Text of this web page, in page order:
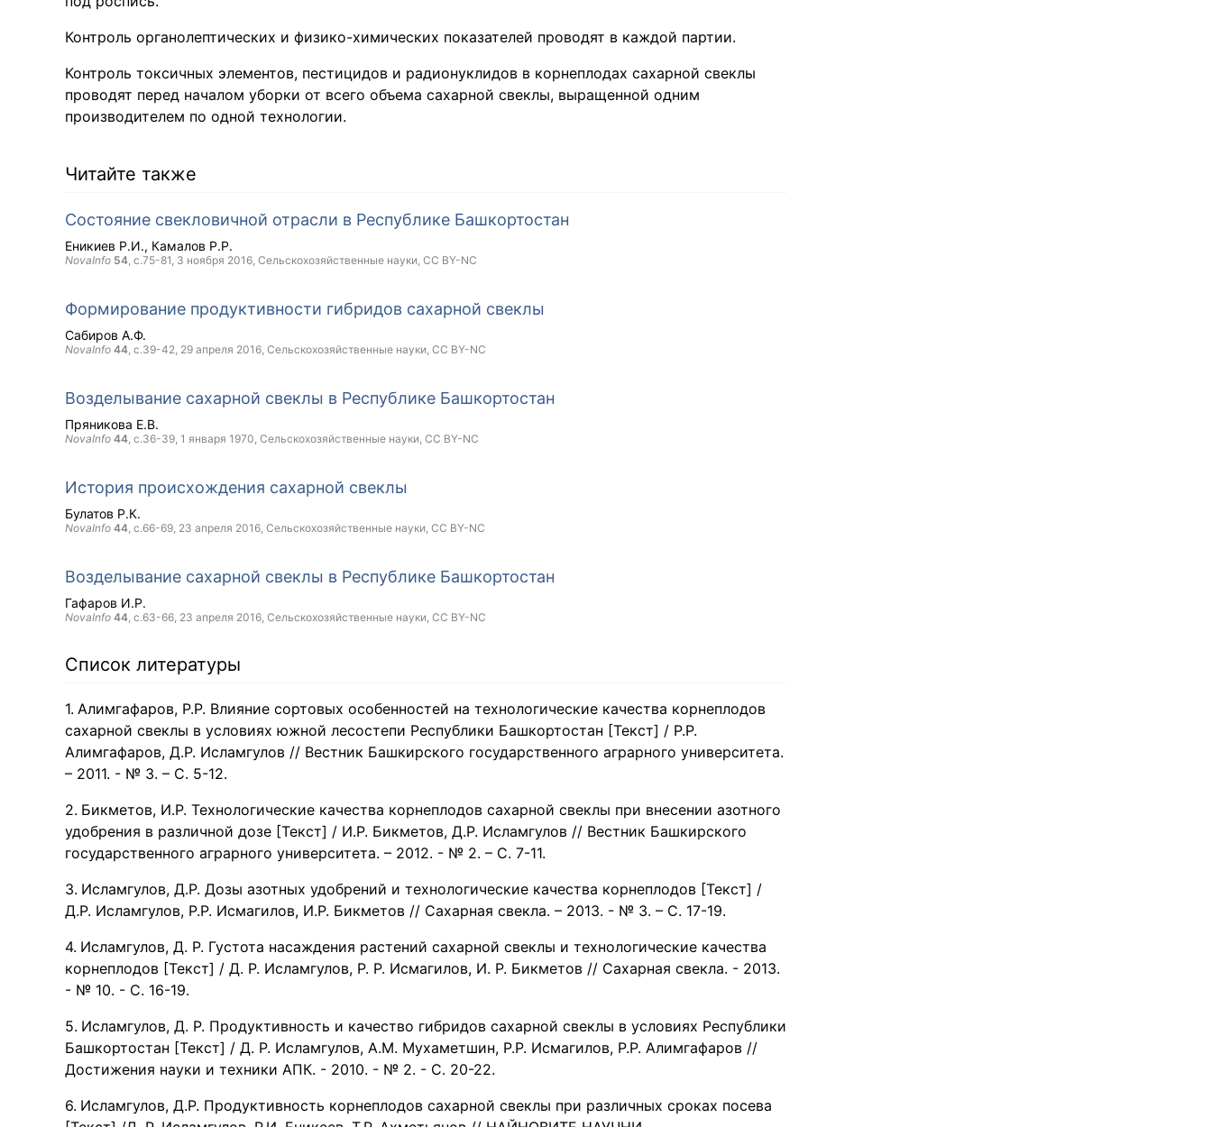
Контроль органолептических и физико-химических показателей проводят в каждой партии.
Контроль токсичных элементов, пестицидов и радионуклидов в корнеплодах сахарной свеклы
проводят перед началом уборки от всего объема сахарной свеклы, выращенной одним
производителем по одной технологии.
Читайте также
Состояние свекловичной отрасли в Республике Башкортостан
Еникиев Р.И. Камалов Р.Р.
NovaInfo 54, с.75-81, 3 ноября 2016, Сельскохозяйственные науки, CC BY-NC
Формирование продуктивности гибридов сахарной свеклы
Сабиров А.Ф.
NovaInfo 44, с.39-42, 29 апреля 2016, Сельскохозяйственные науки, CC BY-NC
Возделывание сахарной свеклы в Республике Башкортостан
Пряникова Е.В.
NovaInfo 44, с.36-39, 1 января 1970, Сельскохозяйственные науки, CC BY-NC
История происхождения сахарной свеклы
Булатов Р.К.
NovaInfo 44, с.66-69, 23 апреля 2016, Сельскохозяйственные науки, CC BY-NC
Возделывание сахарной свеклы в Республике Башкортостан
Гафаров И.Р.
NovaInfo 44, с.63-66, 23 апреля 2016, Сельскохозяйственные науки, CC BY-NC
Список литературы
Алимгафаров, Р.Р. Влияние сортовых особенностей на технологические качества корнеплодов
сахарной свеклы в условиях южной лесостепи Республики Башкортостан [Текст] / Р.Р.
Алимгафаров, Д.Р. Исламгулов // Вестник Башкирского государственного аграрного университета.
– 2011. - № 3. – С. 5-12.
Бикметов, И.Р. Технологические качества корнеплодов сахарной свеклы при внесении азотного
удобрения в различной дозе [Текст] / И.Р. Бикметов, Д.Р. Исламгулов // Вестник Башкирского
государственного аграрного университета. – 2012. - № 2. – С. 7-11.
Исламгулов, Д.Р. Дозы азотных удобрений и технологические качества корнеплодов [Текст] /
Д.Р. Исламгулов, Р.Р. Исмагилов, И.Р. Бикметов // Сахарная свекла. – 2013. - № 3. – С. 17-19.
Исламгулов, Д. Р. Густота насаждения растений сахарной свеклы и технологические качества
корнеплодов [Текст] / Д. Р. Исламгулов, Р. Р. Исмагилов, И. Р. Бикметов // Сахарная свекла. - 2013.
- № 10. - С. 16-19.
Исламгулов, Д. Р. Продуктивность и качество гибридов сахарной свеклы в условиях Республики
Башкортостан [Текст] / Д. Р. Исламгулов, А.М. Мухаметшин, Р.Р. Исмагилов, Р.Р. Алимгафаров //
Достижения науки и техники АПК. - 2010. - № 2. - С. 20-22.
Исламгулов, Д.Р. Продуктивность корнеплодов сахарной свеклы при различных сроках посева